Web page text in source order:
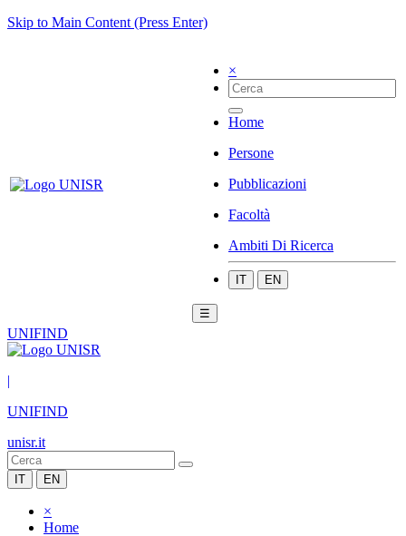
Skip to Main Content (Press Enter)
×
Home
Persone
Pubblicazioni
Facoltà
Ambiti Di Ricerca
IT EN
☰
UNIFIND
|
UNIFIND
unisr.it
IT EN
×
Home